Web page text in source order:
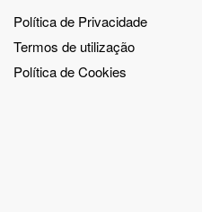
Política de Privacidade
Termos de utilização
Política de Cookies